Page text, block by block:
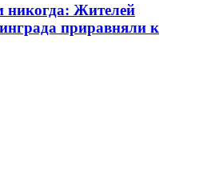
никогда: Жителей
приравняли к